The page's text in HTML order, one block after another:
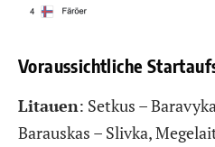
Voraussichtliche
Litauen: Setkus –
Barauskas – Slivka,